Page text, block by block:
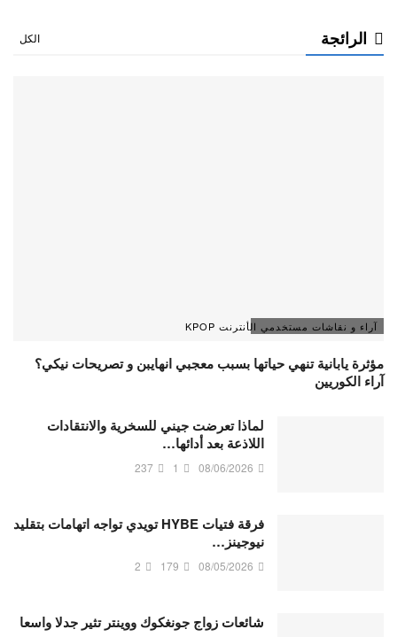
الرائجة الكل
آراء و نقاشات مستخدمي الأنترنت KPOP
مؤثرة يابانية تنهي حياتها بسبب معجبي انهايبن و تصريحات نيكي؟
آراء الكوريين
لماذا تعرضت جيني للسخرية والانتقادات
اللاذعة بعد أدائها…
08/06/2026
1
237
فرقة فتيات HYBE تويدي تواجه اتهامات بتقليد
نيوجينز…
08/05/2026
179
2
شائعات زواج جونغكوك ووينتر تثير جدلا واسعا